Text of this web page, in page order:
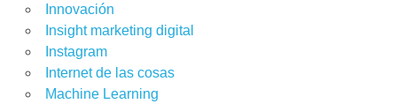
Innovación
Insight marketing digital
Instagram
Internet de las cosas
Machine Learning